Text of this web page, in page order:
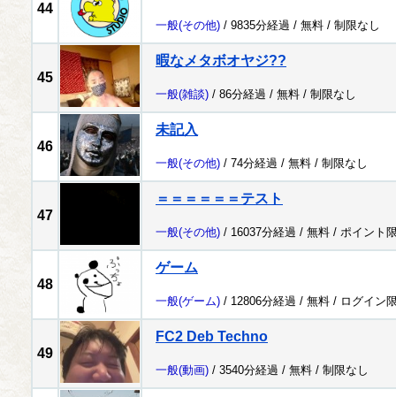
44
一般(その他) / 9835分経過 / 無料 / 制限なし
45
暇なメタボオヤジ??
一般(雑談) / 86分経過 / 無料 / 制限なし
46
未記入
一般(その他) / 74分経過 / 無料 / 制限なし
47
＝＝＝＝＝＝テスト
一般(その他) / 16037分経過 / 無料 / ポイント
48
ゲーム
一般(ゲーム) / 12806分経過 / 無料 / ログイン
49
FC2 Deb Techno
一般(動画) / 3540分経過 / 無料 / 制限なし